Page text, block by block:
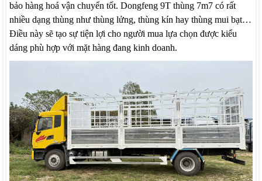
bảo hàng hoá vận chuyển tốt. Dongfeng 9T thùng 7m7 có rất
nhiều dạng thùng như thùng lửng, thùng kín hay thùng mui bạt…
Điều này sẽ tạo sự tiện lợi cho người mua lựa chọn được kiểu
dáng phù hợp với mặt hàng đang kinh doanh.